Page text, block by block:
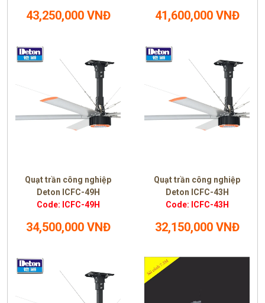
43,250,000 VNĐ 41,600,000 VNĐ
Quạt trần công nghiệp
Deton ICFC-49H
Code: ICFC-49H
34,500,000 VNĐ
Quạt trần công nghiệp
Deton ICFC-43H
Code: ICFC-43H
32,150,000 VNĐ